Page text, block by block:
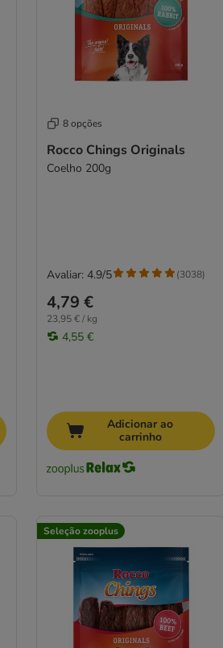
8 opções
Rocco Chings Originals
Coelho 200g
4,79 €
23,95 € / kg
4,55 €
Avaliar: 4.9/5 (3038)
Adicionar ao
carrinho
Seleção zooplus